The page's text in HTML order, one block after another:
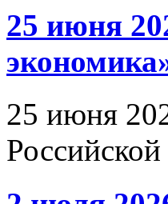
25 июня
25 июня